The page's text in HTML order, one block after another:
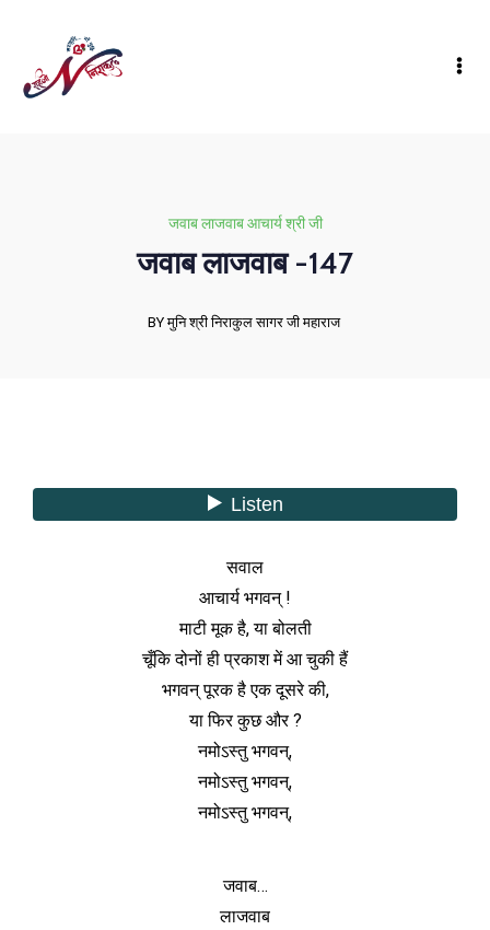
जवाब लाजवाब आचार्य श्री जी
जवाब लाजवाब -147
BY मुनि श्री निराकुल सागर जी महाराज
सवाल
आचार्य भगवन् !
माटी मूक है, या बोलती
चूँकि दोनों ही प्रकाश में आ चुकी हैं
भगवन् पूरक है एक दूसरे की,
या फिर कुछ और ?
नमोऽस्तु भगवन्,
नमोऽस्तु भगवन्,
नमोऽस्तु भगवन्,
जवाब…
लाजवाब